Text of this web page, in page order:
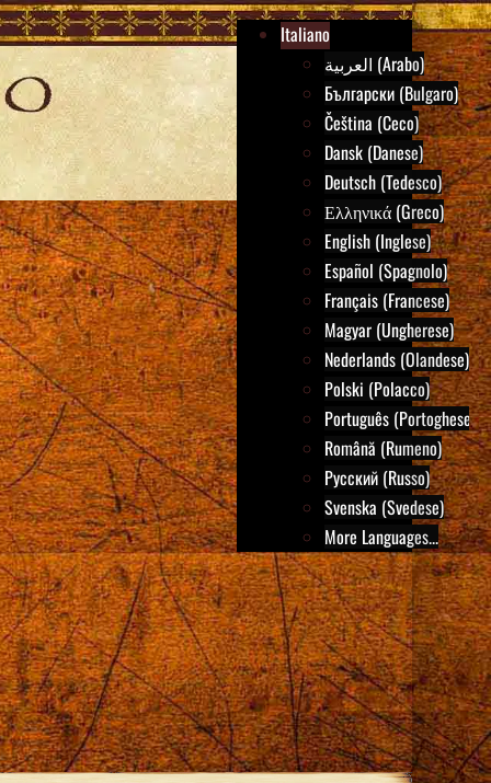
Italiano
العربية (Arabo)
Български (Bulgaro)
Čeština (Ceco)
Dansk (Danese)
Deutsch (Tedesco)
Ελληνικά (Greco)
English (Inglese)
Español (Spagnolo)
Français (Francese)
Magyar (Ungherese)
Nederlands (Olandese)
Polski (Polacco)
Português (Portoghese)
Română (Rumeno)
Русский (Russo)
Svenska (Svedese)
More Languages...